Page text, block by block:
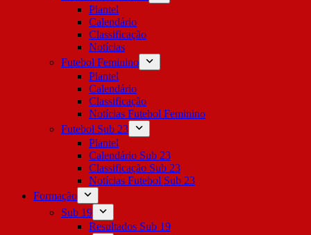
Plantel
Calendário
Classificação
Notícias
Futebol Feminino
Plantel
Calendário
Classificação
Notícias Futebol Feminino
Futebol Sub 23
Plantel
Calendário Sub 23
Classificação Sub 23
Notícias Futebol Sub 23
Formação
Sub 19
Resultados Sub 19